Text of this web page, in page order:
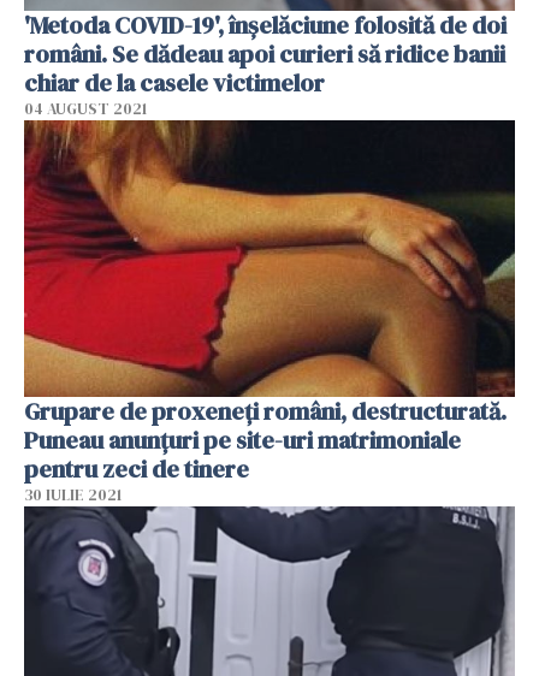
'Metoda COVID-19', înşelăciune folosită de doi
români. Se dădeau apoi curieri să ridice banii
chiar de la casele victimelor
04 AUGUST 2021
Grupare de proxeneţi români, destructurată.
Puneau anunţuri pe site-uri matrimoniale
pentru zeci de tinere
30 IULIE 2021